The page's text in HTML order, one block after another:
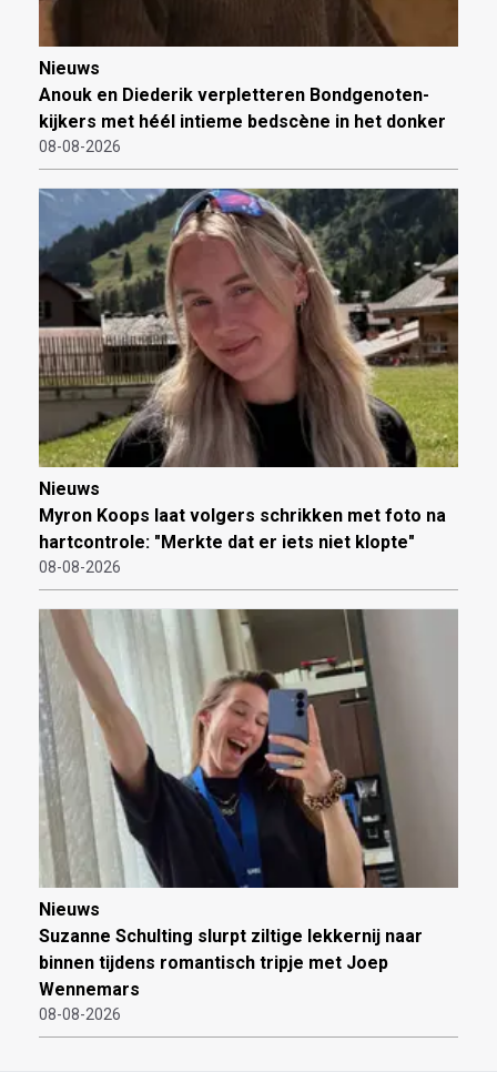
Nieuws
Anouk en Diederik verpletteren Bondgenoten-
kijkers met héél intieme bedscène in het donker
08-08-2026
Nieuws
Myron Koops laat volgers schrikken met foto na
hartcontrole: "Merkte dat er iets niet klopte"
08-08-2026
Nieuws
Suzanne Schulting slurpt ziltige lekkernij naar
binnen tijdens romantisch tripje met Joep
Wennemars
08-08-2026